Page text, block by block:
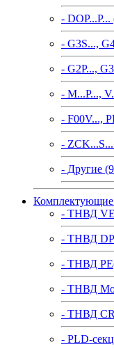
- DOP...P...
- G3S...,
- G2P...,
- M...P...,
- F00V...,
-
- Другие
Комплектующие
- ТНВД
- ТНВД
- ТНВД
- ТНВД
- ТНВД
- PLD-